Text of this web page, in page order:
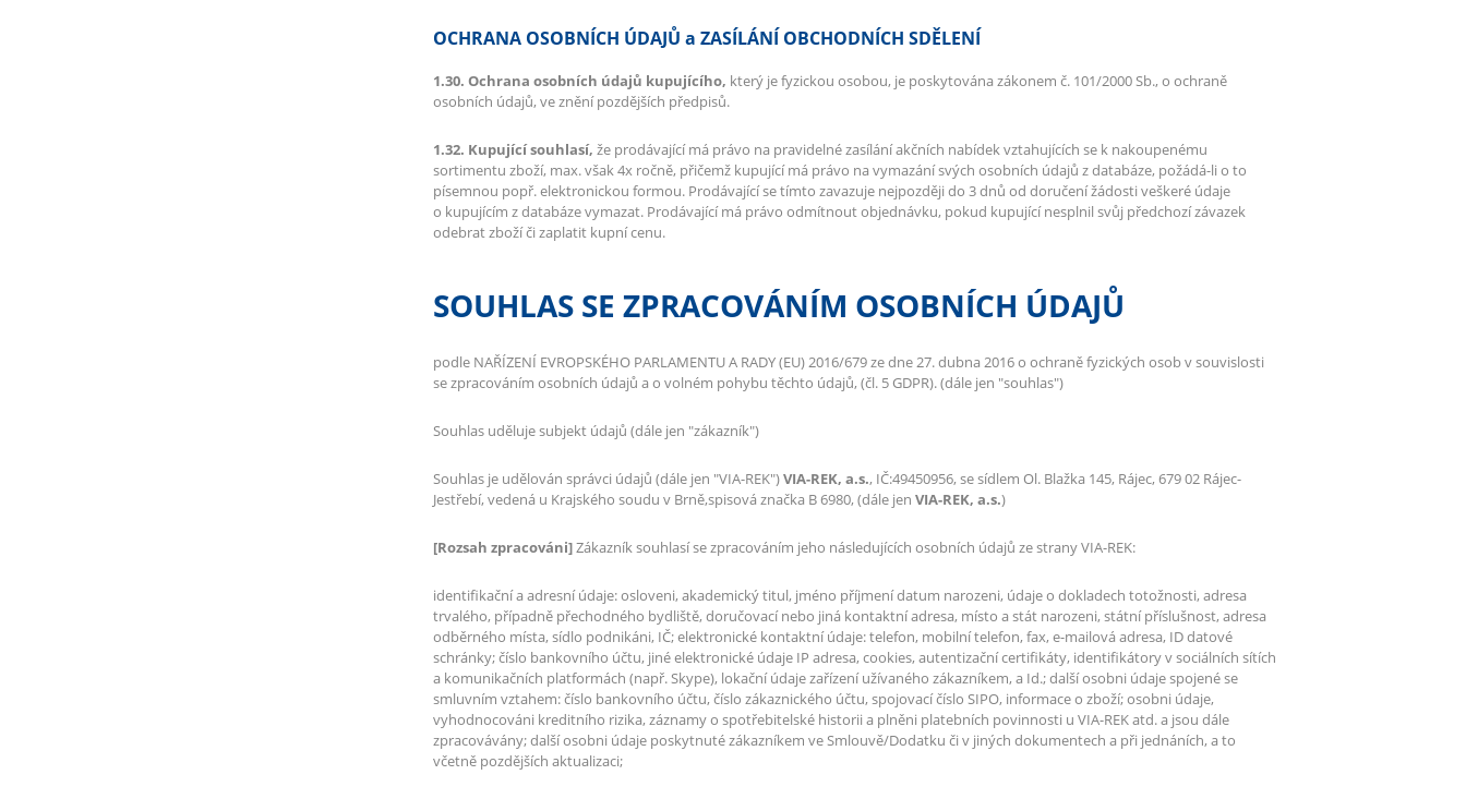
OCHRANA OSOBNÍCH ÚDAJŮ a ZASÍLÁNÍ OBCHODNÍCH SDĚLENÍ
1.30. Ochrana osobních údajů kupujícího, který je fyzickou osobou, je poskytována zákonem č. 101/2000 Sb., o ochraně
osobních údajů, ve znění pozdějších předpisů.
1.32. Kupující souhlasí, že prodávající má právo na pravidelné zasílání akčních nabídek vztahujících se k nakoupenému
sortimentu zboží, max. však 4x ročně, přičemž kupující má právo na vymazání svých osobních údajů z databáze, požádá-li o to
písemnou popř. elektronickou formou. Prodávající se tímto zavazuje nejpozději do 3 dnů od doručení žádosti veškeré údaje
o kupujícím z databáze vymazat. Prodávající má právo odmítnout objednávku, pokud kupující nesplnil svůj předchozí závazek
odebrat zboží či zaplatit kupní cenu.
SOUHLAS SE ZPRACOVÁNÍM OSOBNÍCH ÚDAJŮ
podle NAŘÍZENÍ EVROPSKÉHO PARLAMENTU A RADY (EU) 2016/679 ze dne 27. dubna 2016 o ochraně fyzických osob v souvislosti
se zpracováním osobních údajů a o volném pohybu těchto údajů, (čl. 5 GDPR). (dále jen "souhlas")
Souhlas uděluje subjekt údajů (dále jen "zákazník")
Souhlas je udělován správci údajů (dále jen "VIA-REK")VIA-REK, a.s., IČ:49450956, se sídlem Ol. Blažka 145, Rájec, 679 02 Rájec-
Jestřebí, vedená u Krajského soudu v Brně,spisová značka B 6980, (dále jen VIA-REK, a.s.)
[Rozsah zpracováni]Zákazník souhlasí se zpracováním jeho následujících osobních údajů ze strany VIA-REK:
identifikační a adresní údaje: osloveni, akademický titul, jméno příjmení datum narozeni, údaje o dokladech totožnosti, adresa
trvalého, případně přechodného bydliště, doručovací nebo jiná kontaktní adresa, místo a stát narozeni, státní příslušnost, adresa
odběrného místa, sídlo podnikáni, IČ; elektronické kontaktní údaje: telefon, mobilní telefon, fax, e-mailová adresa, ID datové
schránky; číslo bankovního účtu, jiné elektronické údaje IP adresa, cookies, autentizační certifikáty, identifikátory v sociálních sítích
a komunikačních platformách (např. Skype), lokační údaje zařízení užívaného zákazníkem, a Id.; další osobni údaje spojené se
smluvním vztahem: číslo bankovního účtu, číslo zákaznického účtu, spojovací číslo SIPO, informace o zboží; osobni údaje,
vyhodnocováni kreditního rizika, záznamy o spotřebitelské historii a plněni platebních povinnosti u VIA-REK atd. a jsou dále
zpracovávány; další osobni údaje poskytnuté zákazníkem ve Smlouvě/Dodatku či v jiných dokumentech a při jednáních, a to
včetně pozdějších aktualizaci;